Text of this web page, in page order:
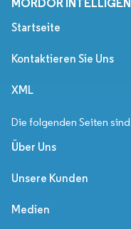
MORDOR
Startseite
Kontaktieren Sie Uns
XML
Die folgenden Seiten
Über Uns
Unsere Kunden
Medien